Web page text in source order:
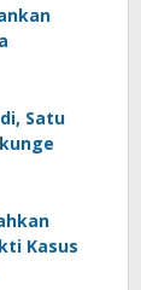
Satu
Kasus